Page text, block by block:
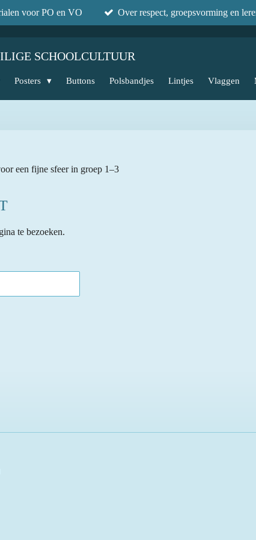
voor PO en VO Over respect, groepsvorming en
SCHOOLCULTUUR
Posters Buttons Polsbandjes Lintjes Vlaggen
een fijne sfeer in groep 1–3
te bezoeken.